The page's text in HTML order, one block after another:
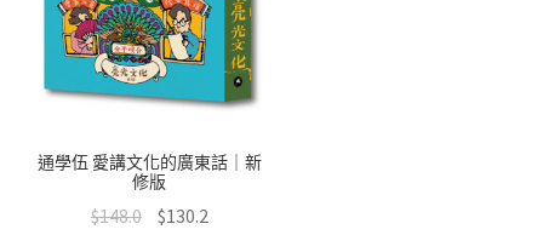
通學伍 愛講文化的廣東話｜新
修版
$148.0 $130.2